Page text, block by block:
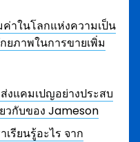
าในโลกแห่งความเป็น
ยภาพในการขายเพิ่ม
ส่งแคมเปญอย่างประสบ
วกับของ Jameson
เรียนรู้อะไร จาก